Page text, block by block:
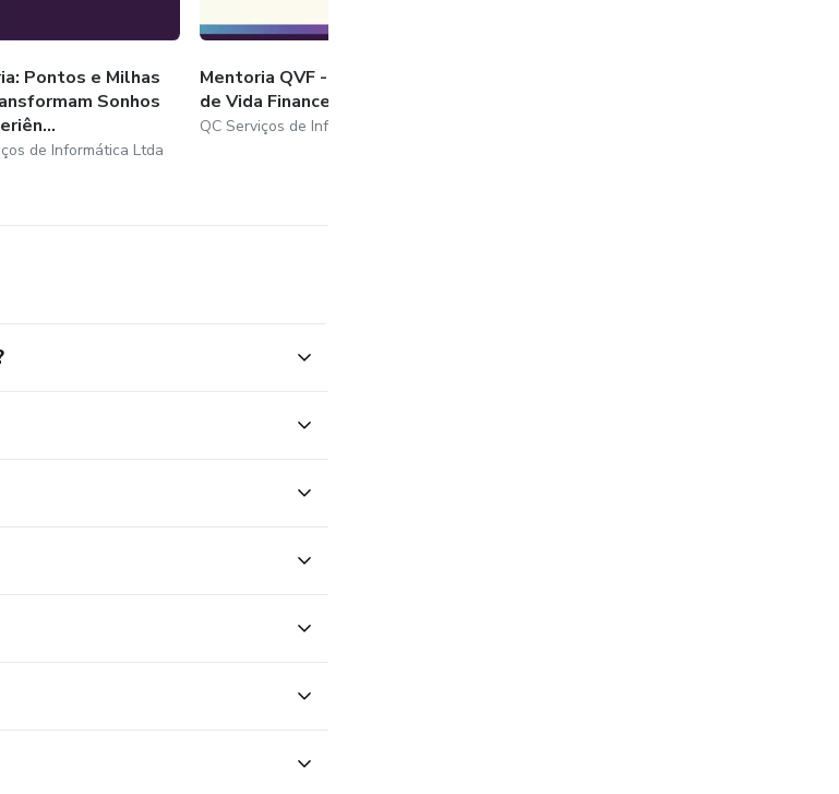
Pontos e Milhas
Sonhos
de Informática Ltda
Mentoria QVF - Qualidade
de Vida Financeira - Turma
QC Serviços de Informática Ltda